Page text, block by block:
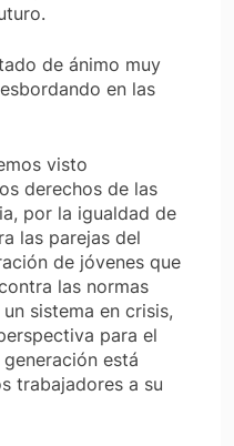
de ánimo muy
en las
visto
derechos de las
por la igualdad de
las parejas del
de jóvenes que
las normas
sistema en crisis,
para el
está
trabajadores a su